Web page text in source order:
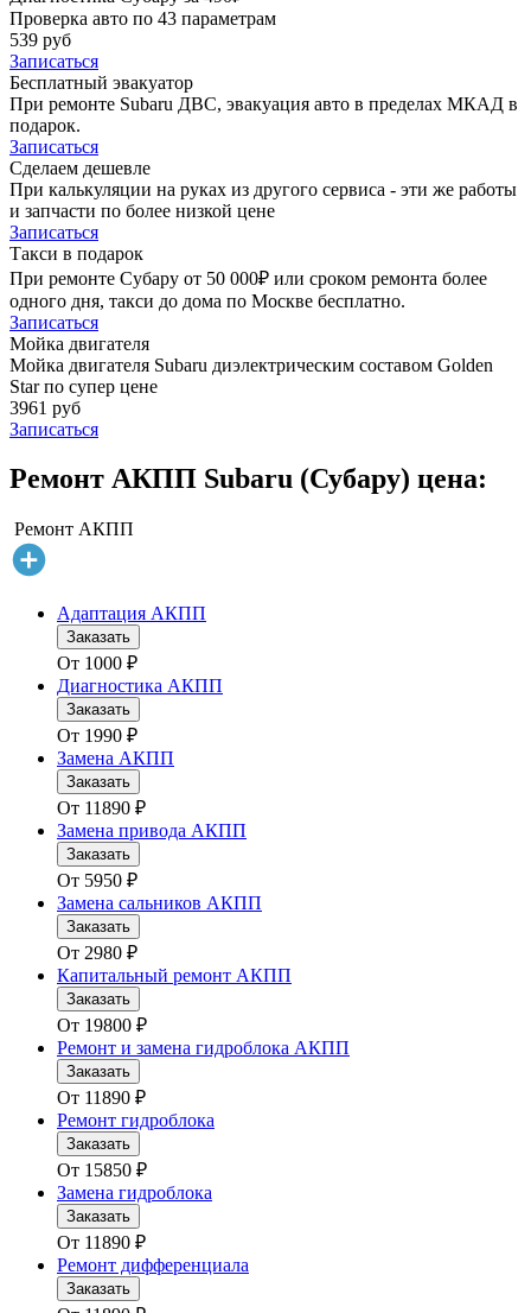
Проверка авто по 43 параметрам
539 руб
Записаться
Бесплатный эвакуатор
При ремонте Subaru ДВС, эвакуация авто в пределах МКАД в
подарок.
Записаться
Сделаем дешевле
При калькуляции на руках из другого сервиса - эти же работы
и запчасти по более низкой цене
Записаться
Такси в подарок
При ремонте Субару от 50 000₽ или сроком ремонта более
одного дня, такси до дома по Москве бесплатно.
Записаться
Мойка двигателя
Мойка двигателя Subaru диэлектрическим составом Golden
Star по супер цене
3961 руб
Записаться
Ремонт АКПП Subaru (Субару) цена:
Ремонт АКПП
Адаптация АКПП
Заказать
От 1000 ₽
Диагностика АКПП
Заказать
От 1990 ₽
Замена АКПП
Заказать
От 11890 ₽
Замена привода АКПП
Заказать
От 5950 ₽
Замена сальников АКПП
Заказать
От 2980 ₽
Капитальный ремонт АКПП
Заказать
От 19800 ₽
Ремонт и замена гидроблока АКПП
Заказать
От 11890 ₽
Ремонт гидроблока
Заказать
От 15850 ₽
Замена гидроблока
Заказать
От 11890 ₽
Ремонт дифференциала
Заказать